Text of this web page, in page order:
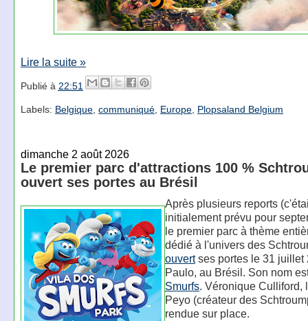
Lire la suite »
Publié à 22:51
Labels: Belgique, communiqué, Europe, Plopsaland Belgium
dimanche 2 août 2026
Le premier parc d'attractions 100 %
ouvert ses portes au Brésil
Après plusieurs reports
initialement prévu pour
le premier parc à thème
dédié à l'univers des
ouvertses portes le 31 juillet
Paulo, au Brésil. Son nom
Smurfs. Véronique Culliford,
Peyo (créateur des
rendue sur place.